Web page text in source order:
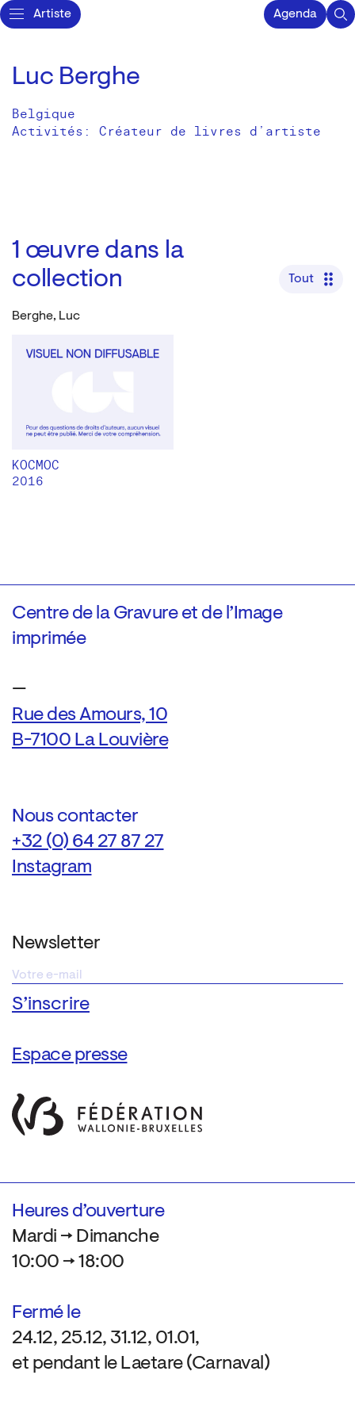
Artiste Agenda
Luc Berghe
Belgique
Activités: Créateur de livres d’artiste
1 œuvre dans la
collection
Tout
Berghe, Luc
KOCMOC
2016
Centre de la Gravure et de l’Image
imprimée
—
Rue des Amours, 10
B-7100 La Louvière
Nous contacter
+32 (0) 64 27 87 27
Instagram
Newsletter
Espace presse
Heures d’ouverture
Mardi → Dimanche
10:00 → 18:00
Fermé le
24.12, 25.12, 31.12, 01.01,
et pendant le Laetare (Carnaval)